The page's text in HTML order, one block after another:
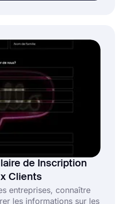
de Inscription
Clients
entreprises, connaître
les informations sur les